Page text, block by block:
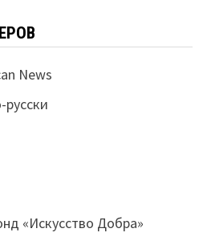
News
русски
«Искусство Добра»